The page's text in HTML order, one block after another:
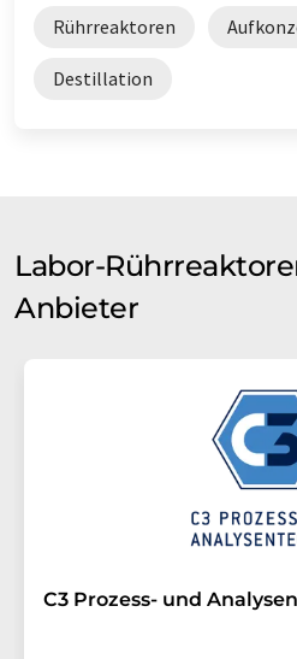
Rührreaktoren
Destillation
Labor-
Anbieter
C3 Prozess- und